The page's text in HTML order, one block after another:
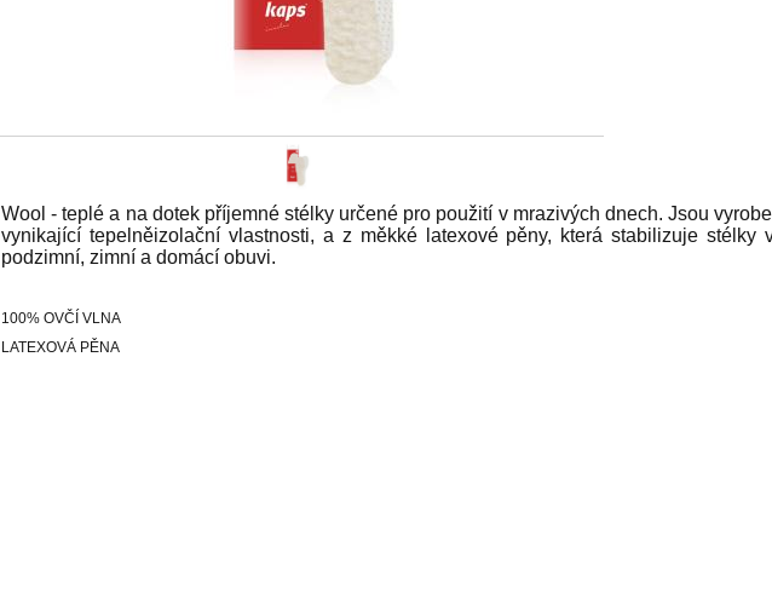
Wool - teplé a na dotek příjemné stélky určené pro použití v mrazivých dnech. Jsou
vynikající tepelněizolační vlastnosti, a z měkké latexové pěny, která stabilizuje stélky
podzimní, zimní a domácí obuvi.
100% OVČÍ VLNA
LATEXOVÁ PĚNA